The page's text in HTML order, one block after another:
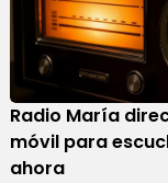
Radio María
móvil para
ahora